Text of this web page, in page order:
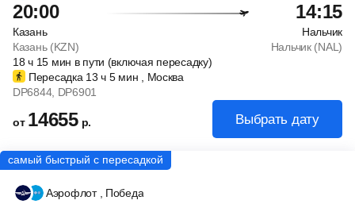
20:00 14:15
Казань
Нальчик
Казань (KZN)
Нальчик (NAL)
18ч15 мин в пути (включая пересадку)
Пересадка 13ч 5 мин , Москва
DP6844, DP6901
от 14655 р. Выбрать дату
Аэрофлот , Победа